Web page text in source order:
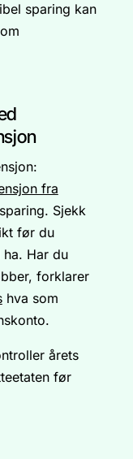
sparing kan
fra
Sjekk
før du
Har du
forklarer
hva som
årets
før